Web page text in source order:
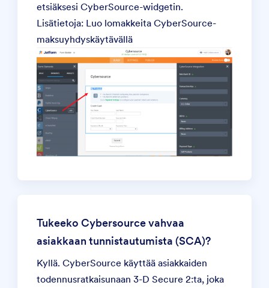
etsiäksesi CyberSource-widgetin.
Lisätietoja: Luo lomakkeitaCyberSource-
maksuyhdyskäytävällä
Tukeeko Cybersource vahvaa
asiakkaan tunnistautumista (SCA)?
Kyllä. CyberSource käyttää asiakkaiden
todennusratkaisunaan 3-D Secure 2:ta, joka